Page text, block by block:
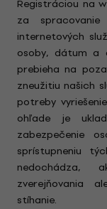
Registráciou na
za
internetových
osoby, dátum a
prebieha na
zneužitiu našich
potreby
ohľade je
zabezpečenie
sprístupneniu
nedochádza,
zverejňovania
stíhanie.